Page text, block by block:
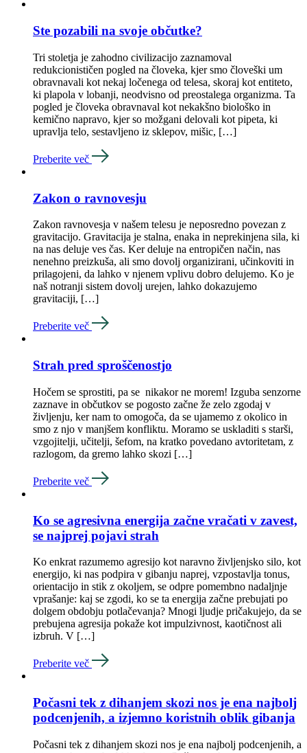
Ste pozabili na svoje občutke?
Tri stoletja je zahodno civilizacijo zaznamoval
redukcionističen pogled na človeka, kjer smo človeški um
obravnavali kot nekaj ločenega od telesa, skoraj kot entiteto,
ki plapola v lobanji, neodvisno od preostalega organizma. Ta
pogled je človeka obravnaval kot nekakšno biološko in
kemično napravo, kjer so možgani delovali kot pipeta, ki
upravlja telo, sestavljeno iz sklepov, mišic, […]
Preberite več
Zakon o ravnovesju
Zakon ravnovesja v našem telesu je neposredno povezan z
gravitacijo. Gravitacija je stalna, enaka in neprekinjena sila, ki
na nas deluje ves čas. Ker deluje na entropičen način, nas
nenehno preizkuša, ali smo dovolj organizirani, učinkoviti in
prilagojeni, da lahko v njenem vplivu dobro delujemo. Ko je
naš notranji sistem dovolj urejen, lahko dokazujemo
gravitaciji, […]
Preberite več
Strah pred sproščenostjo
Hočem se sprostiti, pa se nikakor ne morem! Izguba senzorne
zaznave in občutkov se pogosto začne že zelo zgodaj v
življenju, ker nam to omogoča, da se ujamemo z okolico in
smo z njo v manjšem konfliktu. Moramo se uskladiti s starši,
vzgojitelji, učitelji, šefom, na kratko povedano avtoritetam, z
razlogom, da gremo lahko skozi […]
Preberite več
Ko se agresivna energija začne vračati v zavest,
se najprej pojavi strah
Ko enkrat razumemo agresijo kot naravno življenjsko silo, kot
energijo, ki nas podpira v gibanju naprej, vzpostavlja tonus,
orientacijo in stik z okoljem, se odpre pomembno nadaljnje
vprašanje: kaj se zgodi, ko se ta energija začne prebujati po
dolgem obdobju potlačevanja? Mnogi ljudje pričakujejo, da se
prebujena agresija pokaže kot impulzivnost, kaotičnost ali
izbruh. V […]
Preberite več
Počasni tek z dihanjem skozi nos je ena najbolj
podcenjenih, a izjemno koristnih oblik gibanja
Počasni tek z dihanjem skozi nos je ena najbolj podcenjenih, a